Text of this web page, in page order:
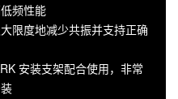
频性能
限度地减少共振并支持正确
安装支架配合使用，非常